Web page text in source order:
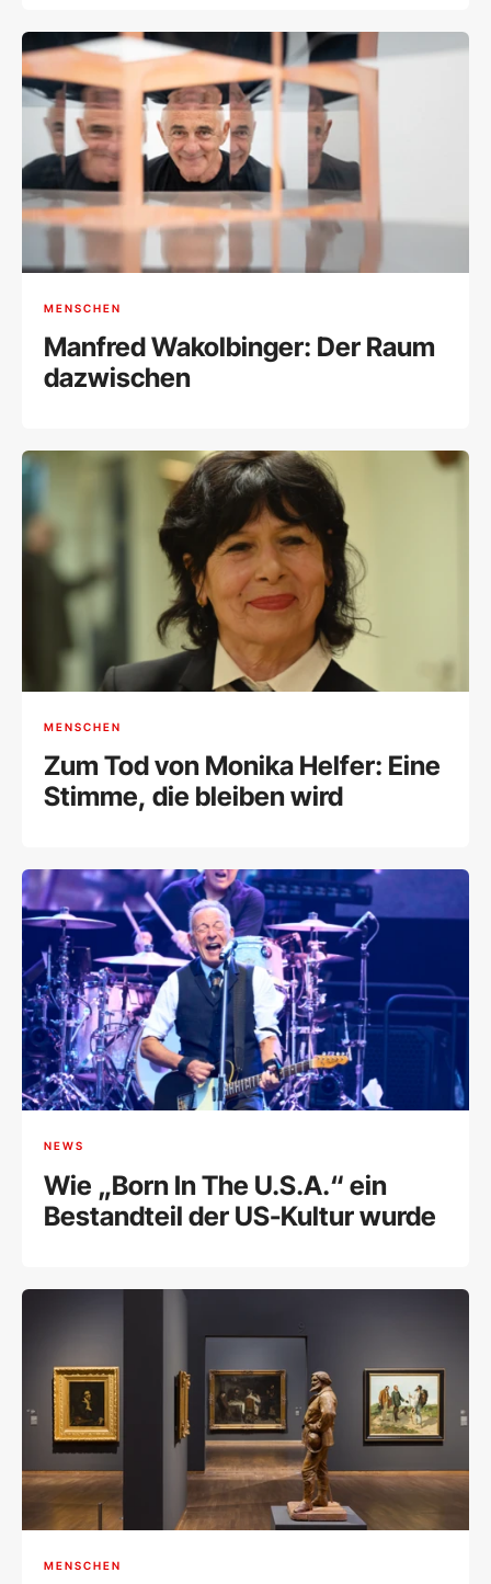
Meisterwerks
MENSCHEN
Manfred Wakolbinger: Der Raum
dazwischen
MENSCHEN
Zum Tod von Monika Helfer: Eine
Stimme, die bleiben wird
NEWS
Wie „Born In The U.S.A.“ ein
Bestandteil der US-Kultur wurde
MENSCHEN